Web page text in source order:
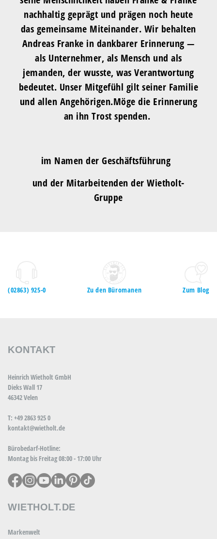
nachhaltig geprägt und prägen noch heute
das gemeinsame Miteinander. Wir behalten
Andreas Franke in dankbarer Erinnerung —
als Unternehmer, als Mensch und als
jemanden, der wusste, was Verantwortung
bedeutet. Unser Mitgefühl gilt seiner Familie
und allen Angehörigen.Möge die Erinnerung
an ihn Trost spenden.
im Namen der Geschäftsführung
und der Mitarbeitenden der Wietholt-
Gruppe
(02863) 925-0 Zu den Büromanen Zum Blog
KONTAKT
Heinrich Wietholt GmbH
Dieks Wall 17
46342 Velen
T: +49 2863 925 0
kontakt@wietholt.de
Bürobedarf-Hotline:
Montag bis Freitag 08:00 - 17:00 Uhr
WIETHOLT.DE
Markenwelt